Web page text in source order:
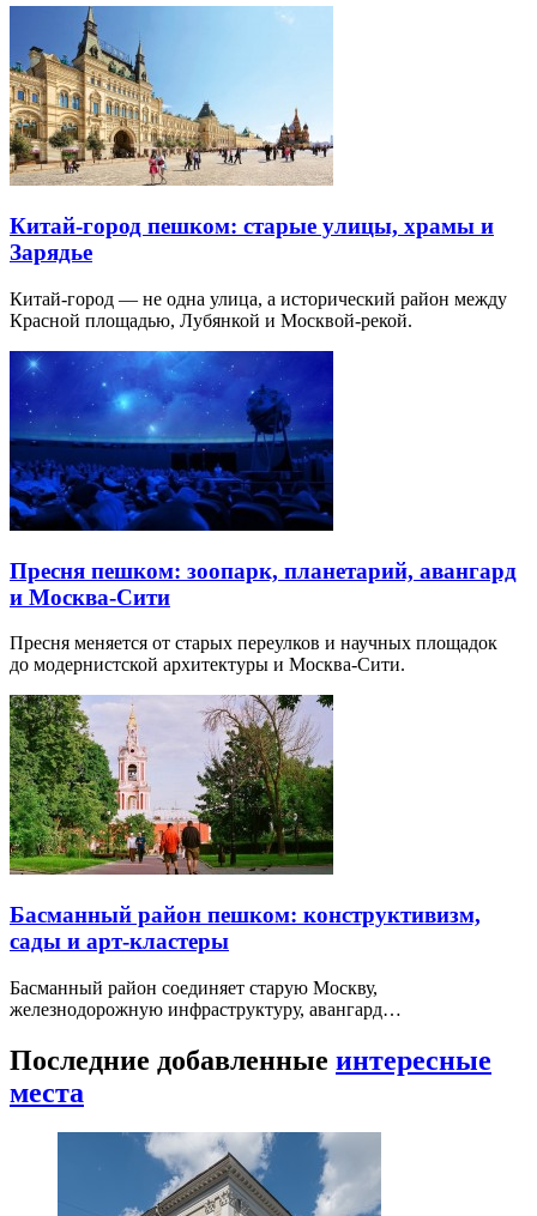
Китай-город пешком: старые улицы, храмы и
Зарядье
Китай-город — не одна улица, а исторический район между
Красной площадью, Лубянкой и Москвой-рекой.
Пресня пешком: зоопарк, планетарий, авангард
и Москва-Сити
Пресня меняется от старых переулков и научных площадок
до модернистской архитектуры и Москва-Сити.
Басманный район пешком: конструктивизм,
сады и арт-кластеры
Басманный район соединяет старую Москву,
железнодорожную инфраструктуру, авангард…
Последние добавленные интересные
места